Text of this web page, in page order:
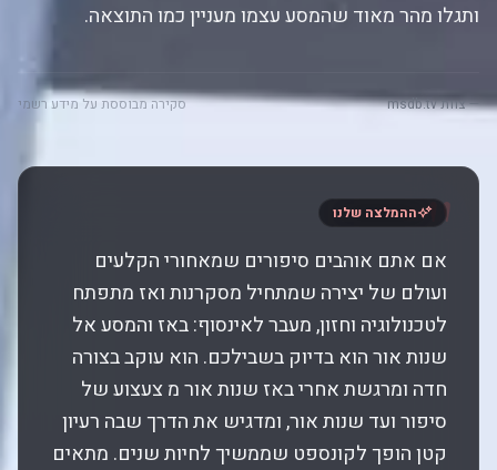
ותגלו מהר מאוד שהמסע עצמו מעניין כמו התוצאה.
— צוות msdb.tv סקירה מבוססת על מידע רשמי
" ההמלצה שלנו
אם אתם אוהבים סיפורים שמאחורי הקלעים
ועולם של יצירה שמתחיל מסקרנות ואז מתפתח
לטכנולוגיה וחזון, מעבר לאינסוף: באז והמסע אל
שנות אור הוא בדיוק בשבילכם. הוא עוקב בצורה
חדה ומרגשת אחרי באז שנות אור מ צעצוע של
סיפור ועד שנות אור, ומדגיש את הדרך שבה רעיון
קטן הופך לקונספט שממשיך לחיות שנים. מתאים